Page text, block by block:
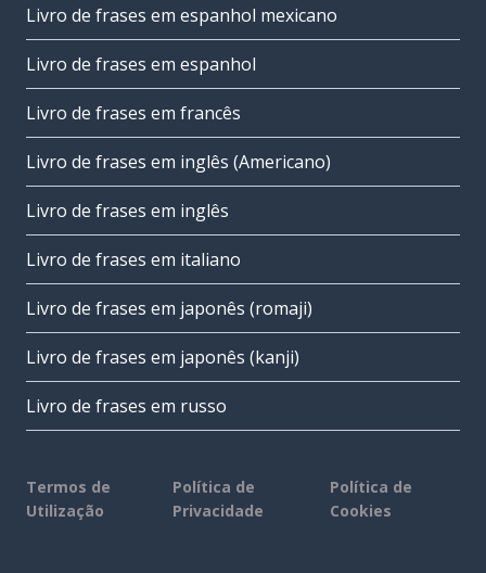
Livro de frases em espanhol mexicano
Livro de frases em espanhol
Livro de frases em francês
Livro de frases em inglês (Americano)
Livro de frases em inglês
Livro de frases em italiano
Livro de frases em japonês (romaji)
Livro de frases em japonês (kanji)
Livro de frases em russo
Termos de
Utilização
Política de
Privacidade
Política de
Cookies